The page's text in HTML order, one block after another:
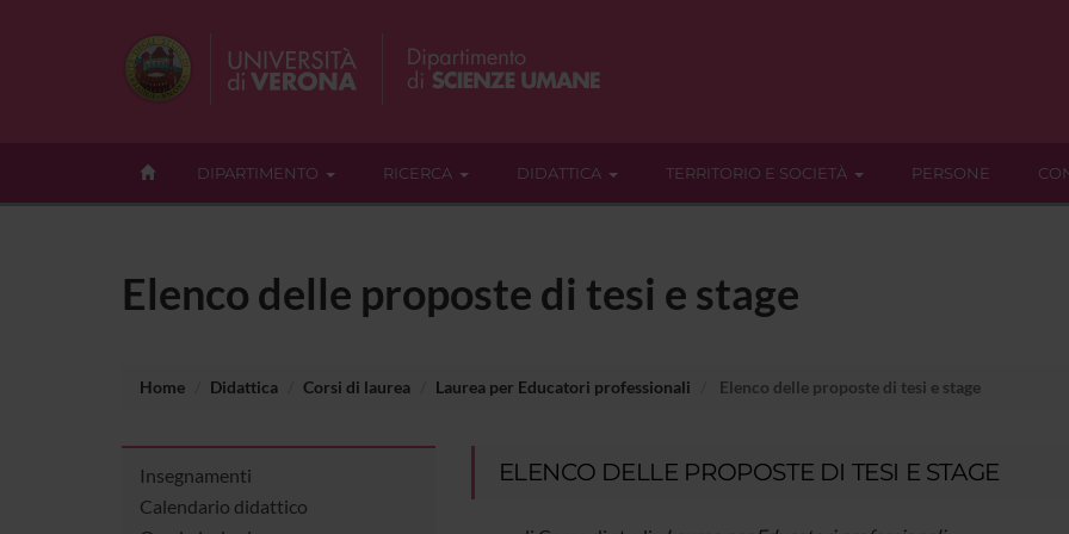
DIPARTIMENTO RICERCA DIDATTICA TERRITORIO E SOCIETÀ PERSONE
Elenco delle proposte di tesi e stage
Home Didattica Corsi di laurea Laurea per Educatori professionali Elenco delle proposte di tesi e stage
Insegnamenti
Calendario didattico
ELENCO DELLE PROPOSTE DI TESI E STAGE